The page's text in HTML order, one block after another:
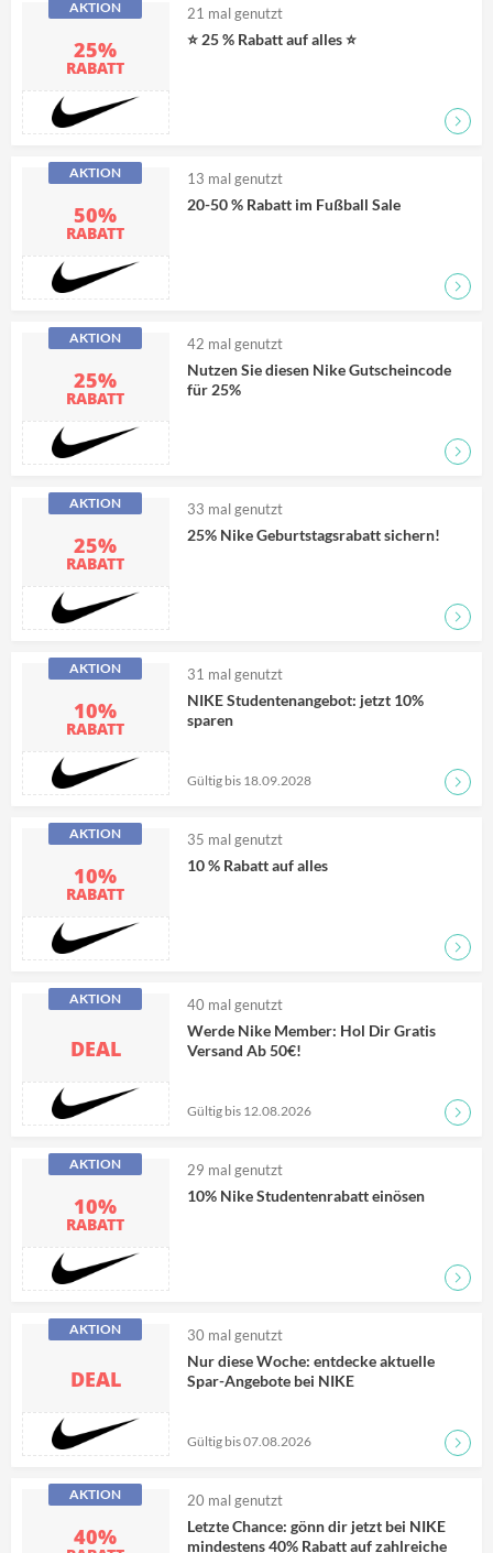
25%
RABATT
AKTION 21 mal genutzt
⭐ 25 % Rabatt auf alles ⭐
Zum
50%
RABATT
AKTION 13 mal genutzt
20-50 % Rabatt im Fußball Sale
Zum
25%
RABATT
AKTION 42 mal genutzt
Nutzen Sie diesen Nike Gutscheincode
für 25%
Zum
25%
RABATT
AKTION 33 mal genutzt
25% Nike Geburtstagsrabatt sichern!
Zum
10%
RABATT
AKTION 31 mal genutzt
NIKE Studentenangebot: jetzt 10%
sparen
Gültig bis 18.09.2028 Zum
10%
RABATT
AKTION 35 mal genutzt
10 % Rabatt auf alles
Zum
DEAL
AKTION 40 mal genutzt
Werde Nike Member: Hol Dir Gratis
Versand Ab 50€!
Gültig bis 12.08.2026 Zum
10%
RABATT
AKTION 29 mal genutzt
10% Nike Studentenrabatt einösen
Zum
DEAL
AKTION 30 mal genutzt
Nur diese Woche: entdecke aktuelle
Spar-Angebote bei NIKE
Gültig bis 07.08.2026 Zum
40%
AKTION 20 mal genutzt
Letzte Chance: gönn dir jetzt bei NIKE
mindestens 40% Rabatt auf zahlreiche